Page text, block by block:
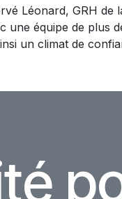
Léonard, GRH
une équipe de plus
un climat de